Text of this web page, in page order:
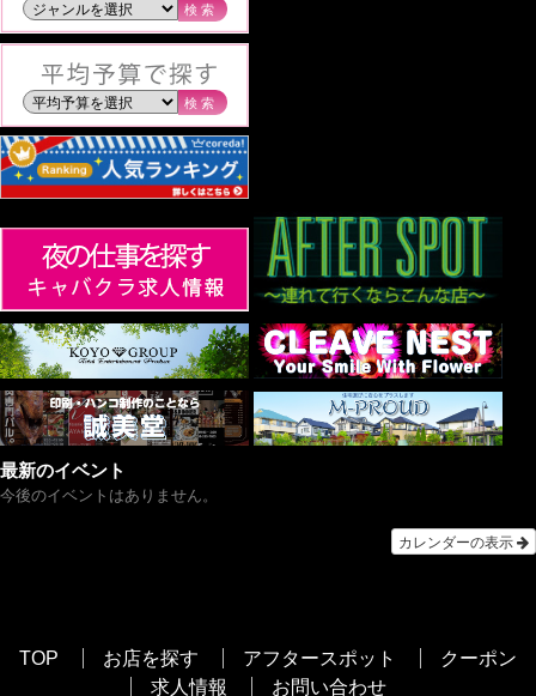
検索
検索
最新のイベント
今後のイベントはありません。
カレンダーの表示
TOP お店を探す アフタースポット
クーポン
求人情報
お問い合わせ